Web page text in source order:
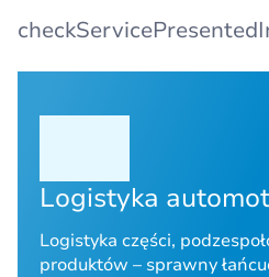
Logistyka
Logistyka części,
produktów – sprawny